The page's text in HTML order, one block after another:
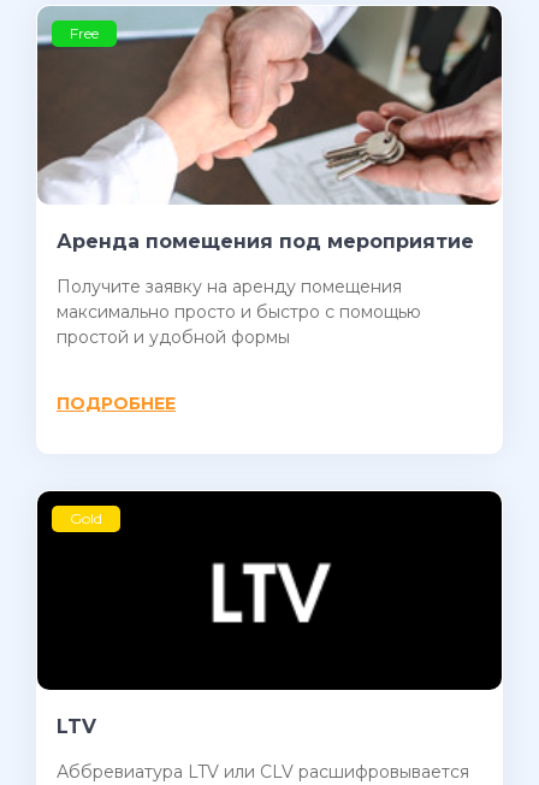
Free
Аренда помещения под мероприятие
Получите заявку на аренду помещения
максимально просто и быстро с помощью
простой и удобной формы
ПОДРОБНЕЕ
Gold
LTV
Аббревиатура LTV или CLV расшифровывается